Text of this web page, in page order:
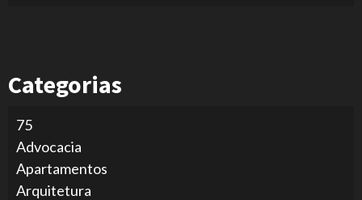
Categorias
75
Advocacia
Apartamentos
Arquitetura